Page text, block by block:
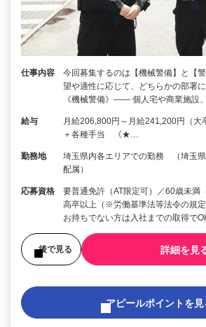
仕事内容
今回募集するのは【機械警備】と【
望や適性に応じて、どちらかの部署
《機械警備》―― 個人宅や商業施設
給与
月給206,800円～月給241,200円（大
＋各種手当 《★…
勤務地
埼玉県内各エリアでの勤務 （埼玉
配属）
応募資格
要普通免許（AT限定可）／60歳未満
高卒以上（※労働基準法等法令の規
お持ちでない方は入社までの取得で
後で見る 詳細を見
アピールポイントを見